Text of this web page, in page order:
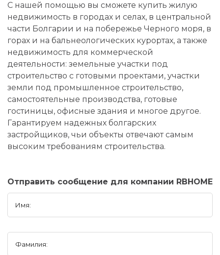
С нашей помощью вы сможете купить жилую
недвижимость в городах и селах, в центральной
части Болгарии и на побережье Черного моря, в
горах и на бальнеологических курортах, а также
недвижимость для коммерческой
деятельности: земельные участки под
строительство с готовыми проектами, участки
земли под промышленное строительство,
самостоятельные производства, готовые
гостиницы, офисные здания и многое другое.
Гарантируем надежных болгарских
застройщиков, чьи объекты отвечают самым
высоким требованиям строительства.
Отправить сообщение для компании RBHOME
Имя:
Фамилия: